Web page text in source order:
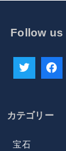
Follow us
カテゴリー
宝石